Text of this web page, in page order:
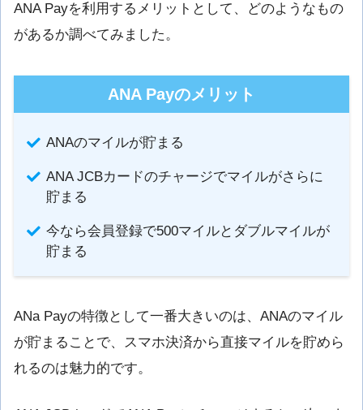
ANA Payを利用するメリットとして、どのようなもの
があるか調べてみました。
ANA Payのメリット
ANAのマイルが貯まる
ANA JCBカードのチャージでマイルがさらに
貯まる
今なら会員登録で500マイルとダブルマイルが
貯まる
ANa Payの特徴として一番大きいのは、ANAのマイル
が貯まることで、スマホ決済から直接マイルを貯めら
れるのは魅力的です。